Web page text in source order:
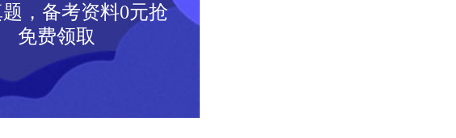
，备考资料0元抢
免费领取